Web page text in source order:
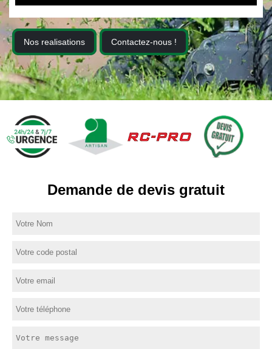
Nos realisations Contactez-nous !
Demande de devis gratuit